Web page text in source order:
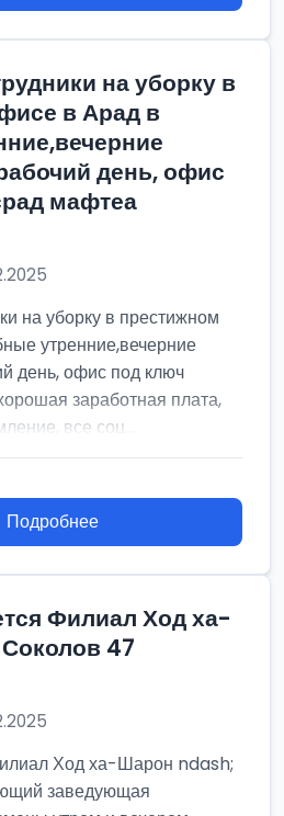
на уборку в
в Арад в
день, офис
мафтеа
на уборку в престижном
утренние,вечерние
день, офис под ключ
заработная плата,
все соц...
Подробнее
Филиал Ход ха-
47
Ход ха-Шарон ndash;
заведующая